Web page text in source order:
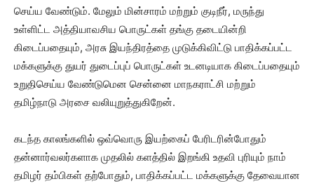
செய்ய வேண்டும். மேலும் மின்சாரம் மற்றும் குடிநீர், மருந்து
உள்ளிட்ட அத்தியாவசிய பொருட்கள் தங்கு தடையின்றி
கிடைப்பதையும், அரசு இயந்திரத்தை முடுக்கிவிட்டு பாதிக்கப்பட்ட
மக்களுக்கு துயர் துடைப்புப் பொருட்கள் உடனடியாக கிடைப்பதையும்
உறுதிசெய்ய வேண்டுமென சென்னை மாநகராட்சி மற்றும்
தமிழ்நாடு அரசை வலியுறுத்துகிறேன்.
கடந்த காலங்களில் ஒவ்வொரு இயற்கைப் பேரிடரின்போதும்
தன்னார்வலர்களாக முதலில் களத்தில் இறங்கி உதவி புரியும் நாம்
தமிழர் தம்பிகள் தற்போதும், பாதிக்கப்பட்ட மக்களுக்கு தேவையான